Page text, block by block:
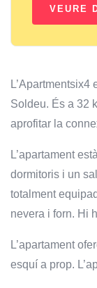
Soldeu. És a 32
aprofitar la
L’apartament
dormitoris i un
totalment
nevera i forn. Hi
L’apartament
esquí a prop.